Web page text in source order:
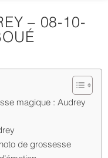
– 08-10-
magique : Audrey
de grossesse